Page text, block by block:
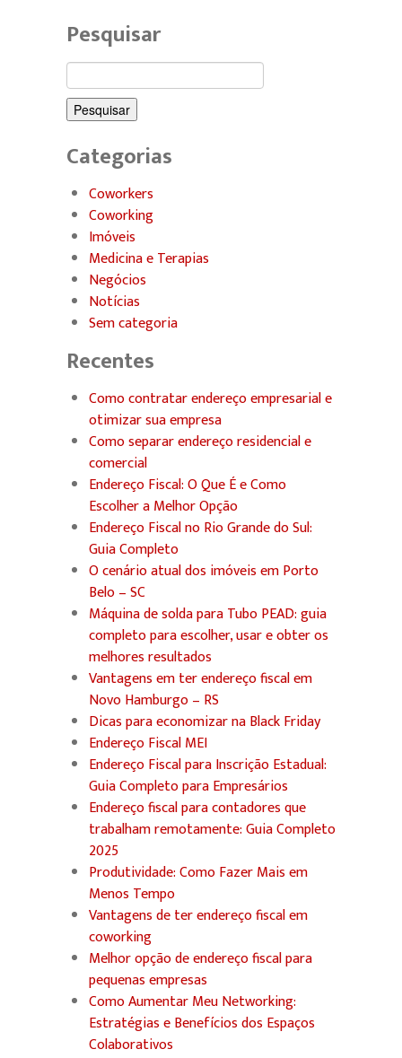
Pesquisar
Pesquisar
por:
Categorias
Coworkers
Coworking
Imóveis
Medicina e Terapias
Negócios
Notícias
Sem categoria
Recentes
Como contratar endereço empresarial e
otimizar sua empresa
Como separar endereço residencial e
comercial
Endereço Fiscal: O Que É e Como
Escolher a Melhor Opção
Endereço Fiscal no Rio Grande do Sul:
Guia Completo
O cenário atual dos imóveis em Porto
Belo – SC
Máquina de solda para Tubo PEAD: guia
completo para escolher, usar e obter os
melhores resultados
Vantagens em ter endereço fiscal em
Novo Hamburgo – RS
Dicas para economizar na Black Friday
Endereço Fiscal MEI
Endereço Fiscal para Inscrição Estadual:
Guia Completo para Empresários
Endereço fiscal para contadores que
trabalham remotamente: Guia Completo
2025
Produtividade: Como Fazer Mais em
Menos Tempo
Vantagens de ter endereço fiscal em
coworking
Melhor opção de endereço fiscal para
pequenas empresas
Como Aumentar Meu Networking:
Estratégias e Benefícios dos Espaços
Colaborativos